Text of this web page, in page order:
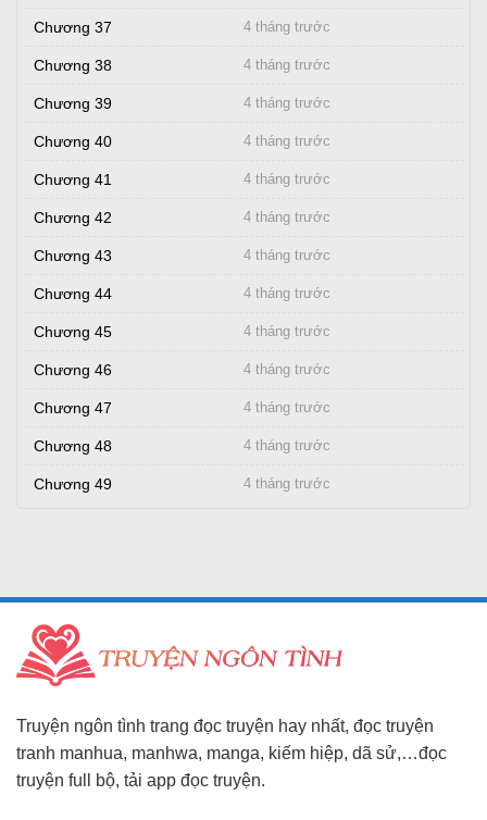
Chương 37 4 tháng trước
Chương 38 4 tháng trước
Chương 39 4 tháng trước
Chương 40 4 tháng trước
Chương 41 4 tháng trước
Chương 42 4 tháng trước
Chương 43 4 tháng trước
Chương 44 4 tháng trước
Chương 45 4 tháng trước
Chương 46 4 tháng trước
Chương 47 4 tháng trước
Chương 48 4 tháng trước
Chương 49 4 tháng trước
Truyện ngôn tình trang đọc truyện hay nhất, đọc truyện
tranh manhua, manhwa, manga, kiếm hiệp, dã sử,…đọc
truyện full bộ, tải app đọc truyện.